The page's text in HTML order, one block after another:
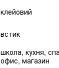
клейовий
встик
школа, кухня,
офис, магазин